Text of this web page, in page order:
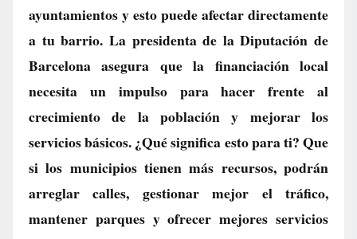
ayuntamientos y esto puede afectar directamente
a tu barrio. La presidenta de la Diputación de
Barcelona asegura que la financiación local
necesita un impulso para hacer frente al
crecimiento de la población y mejorar los
servicios básicos. ¿Qué significa esto para ti? Que
si los municipios tienen más recursos, podrán
arreglar calles, gestionar mejor el tráfico,
mantener parques y ofrecer mejores servicios